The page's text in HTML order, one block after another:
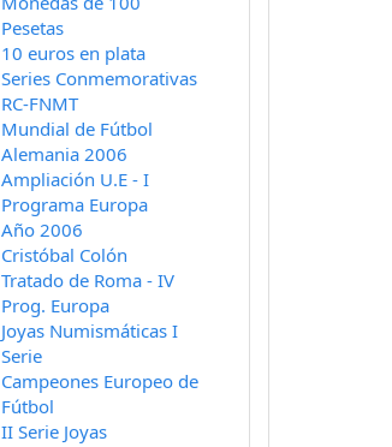
Pesetas
10 euros en plata
Series Conmemorativas
RC-FNMT
Mundial de Fútbol
Alemania 2006
Ampliación U.E - I
Programa Europa
Año 2006
Cristóbal Colón
Tratado de Roma - IV
Prog. Europa
Joyas Numismáticas I
Serie
Campeones Europeo de
Fútbol
II Serie Joyas